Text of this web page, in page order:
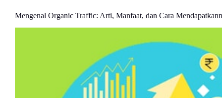
Mengenal Organic Traffic: Arti, Manfaat, dan Cara